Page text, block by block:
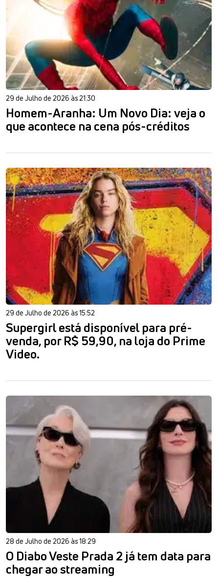
29 de Julho de 2026 às 21:30
Homem-Aranha: Um Novo Dia: veja o
que acontece na cena pós-créditos
29 de Julho de 2026 às 15:52
Supergirl está disponível para pré-
venda, por R$ 59,90, na loja do Prime
Video.
28 de Julho de 2026 às 18:29
O Diabo Veste Prada 2 já tem data para
chegar ao streaming